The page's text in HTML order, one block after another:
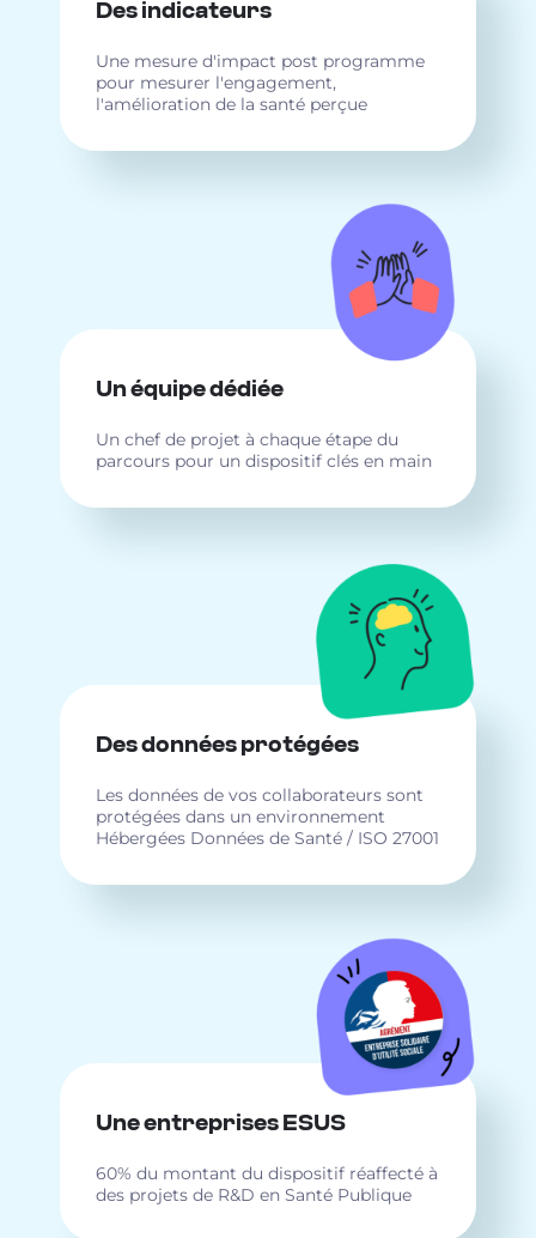
Des indicateurs
Une mesure d'impact post programme
pour mesurer l'engagement,
l'amélioration de la santé perçue
Un équipe dédiée
Un chef de projet à chaque étape du
parcours pour un dispositif clés en main
Des données protégées
Les données de vos collaborateurs sont
protégées dans un environnement
Hébergées Données de Santé / ISO 27001
Une entreprises ESUS
60% du montant du dispositif réaffecté à
des projets de R&D en Santé Publique